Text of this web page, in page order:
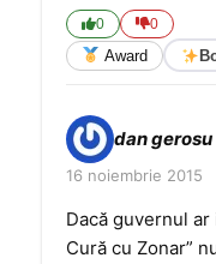
0 0
Award
dan gerosu
16 noiembrie 2015
Dacă guvernul
Cură cu Zonar”